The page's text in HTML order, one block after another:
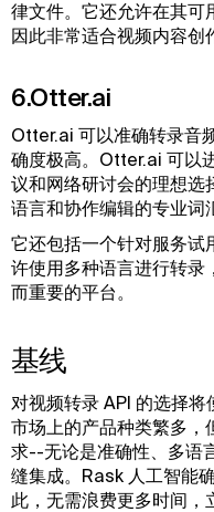
律文件。它还允许在其可
因此非常适合视频内容创
6.Otter.ai
Otter.ai 可以准确转录音
确度极高。Otter.ai 可以
议和网络研讨会的理想选
语言和协作编辑的专业词
它还包括一个针对服务试
许使用多种语言进行转录
而重要的平台。
基线
对视频转录 API 的选择
市场上的产品种类繁多，
求--无论是准确性、多语
缝集成。Rask 人工智能
此，无需浪费更多时间，